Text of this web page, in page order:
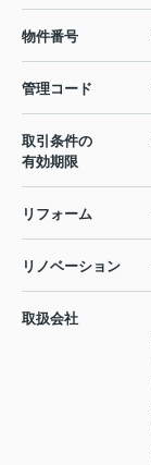
物件番号
管理コード
取引条件の
有効期限
リフォーム
リノベーション
取扱会社